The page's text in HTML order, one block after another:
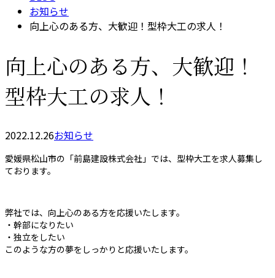
お知らせ
向上心のある方、大歓迎！型枠大工の求人！
向上心のある方、大歓迎！
型枠大工の求人！
2022.12.26お知らせ
愛媛県松山市の「前島建設株式会社」では、型枠大工を求人募集し
ております。
弊社では、向上心のある方を応援いたします。
・幹部になりたい
・独立をしたい
このような方の夢をしっかりと応援いたします。